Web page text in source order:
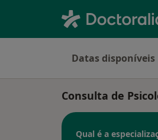
Datas disponíveis
Consulta de
Qual é a